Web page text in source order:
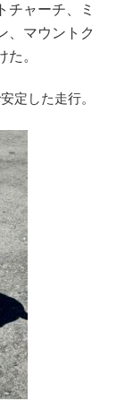
チャーチ、ミ
、マウントク
。
定した走行。